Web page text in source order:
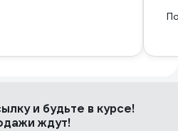
и будьте в курсе!
ждут!